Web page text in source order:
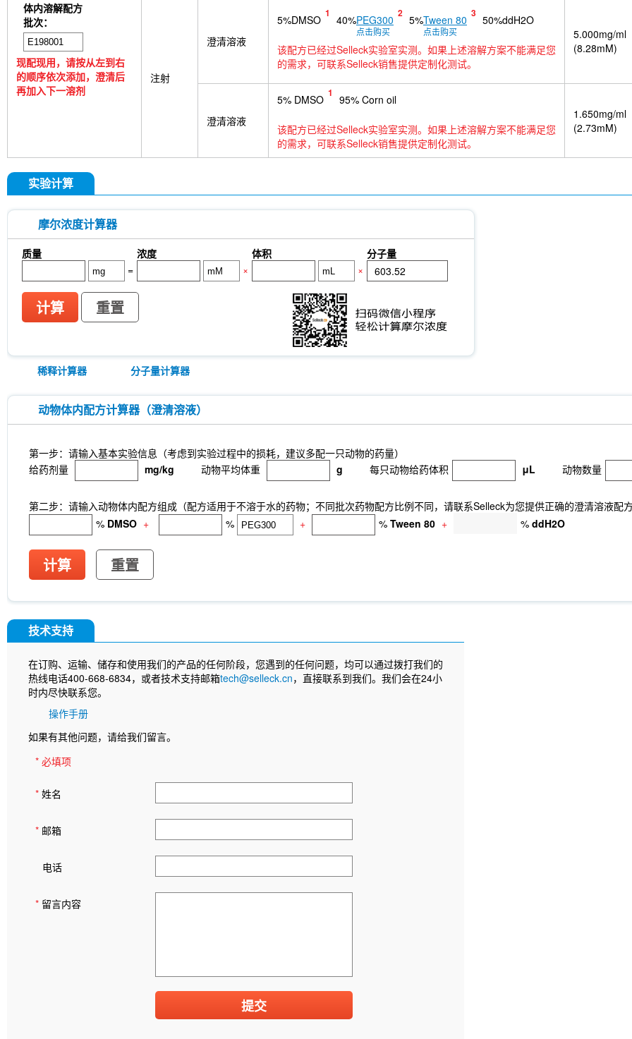
体内溶解配方
批次：
现配现用，请按从左到右
的顺序依次添加，澄清后
再加入下一溶剂
注射
澄清溶液
5%DMSO 1 40%PEG300
点击购买
2 5%Tween 80
点击购买
3 50%ddH2O
该配方已经过Selleck实验室实测。如果上述溶解方案不能满足您
的需求，可联系Selleck销售提供定制化测试。
5.000mg/ml
(8.28mM)
澄清溶液
5% DMSO 1 95% Corn oil
该配方已经过Selleck实验室实测。如果上述溶解方案不能满足您
的需求，可联系Selleck销售提供定制化测试。
1.650mg/ml
(2.73mM)
实验计算
摩尔浓度计算器
质量 浓度 体积
分子量
=
× ×
计算 重置
稀释计算器 分子量计算器
动物体内配方计算器（澄清溶液）
第一步：请输入基本实验信息（考虑到实验过程中的损耗，建议多配一只动物的药量）
给药剂量
mg/kg 动物平均体重 g 每只动物给药体积 μL 动物数量
第二步：请输入动物体内配方组成（配方适用于不溶于水的药物；不同批次药物配方比例不同，请联系Selleck为您提供正确的澄清溶液配
% DMSO + % + % Tween 80 + % ddH2O
计算 重置
技术支持
在订购、运输、储存和使用我们的产品的任何阶段，您遇到的任何问题，均可以通过拨打我们的
热线电话400-668-6834，或者技术支持邮箱tech@selleck.cn，直接联系到我们。我们会在24小
时内尽快联系您。
操作手册
如果有其他问题，请给我们留言。
* 必填项
* 姓名
* 邮箱
电话
* 留言内容